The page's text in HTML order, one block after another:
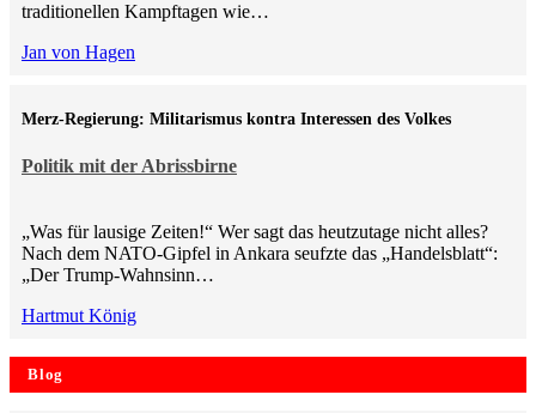
traditionellen Kampftagen wie…
Jan von Hagen
Politik mit der Abrissbirne
Merz-Regierung: Militarismus kontra Inte­ressen des Volkes
„Was für lausige Zeiten!“ Wer sagt das heutzutage nicht alles?
Nach dem NATO-Gipfel in Ankara seufzte das „Handelsblatt“:
„Der Trump-Wahnsinn…
Hartmut König
Blog